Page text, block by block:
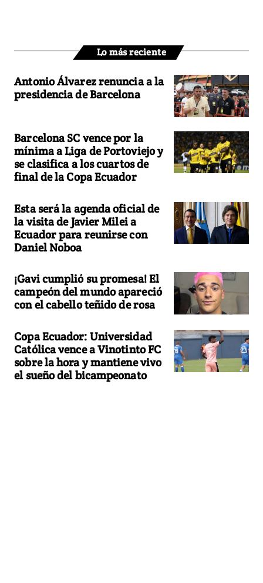
Lo más reciente
Antonio Álvarez renuncia a la
presidencia de Barcelona
Barcelona SC vence por la
mínima a Liga de Portoviejo y
se clasifica a los cuartos de
final de la Copa Ecuador
Esta será la agenda oficial de
la visita de Javier Milei a
Ecuador para reunirse con
Daniel Noboa
¡Gavi cumplió su promesa! El
campeón del mundo apareció
con el cabello teñido de rosa
Copa Ecuador: Universidad
Católica vence a Vinotinto FC
sobre la hora y mantiene vivo
el sueño del bicampeonato